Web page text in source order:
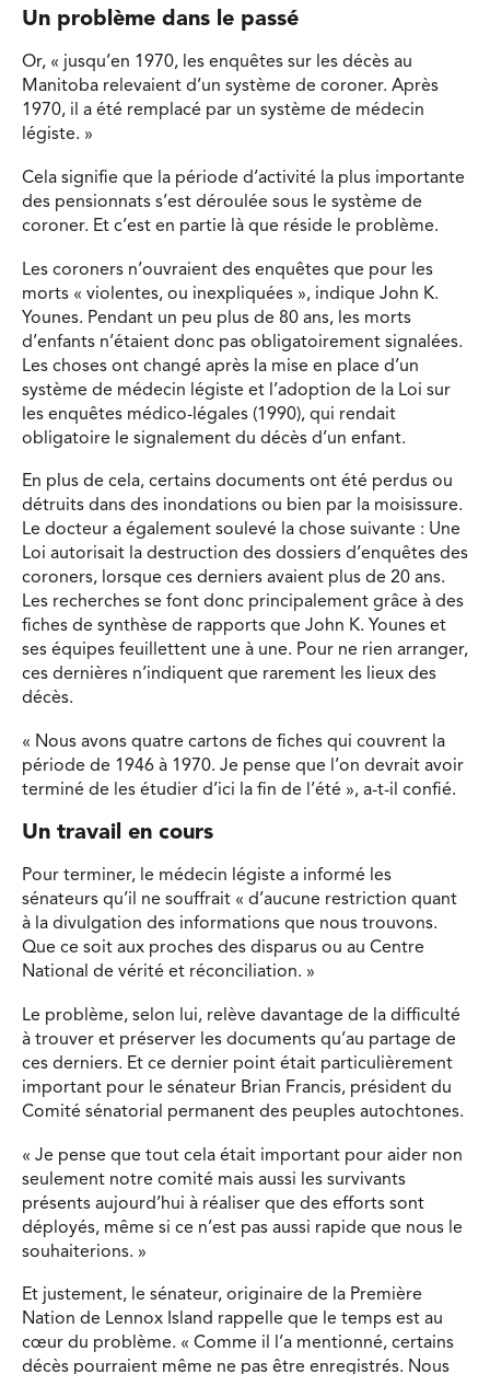
Un problème dans le passé
Or, « jusqu’en 1970, les enquêtes sur les décès au
Manitoba relevaient d’un système de coroner. Après
1970, il a été remplacé par un système de médecin
légiste. »
Cela signifie que la période d’activité la plus importante
des pensionnats s’est déroulée sous le système de
coroner. Et c’est en partie là que réside le problème.
Les coroners n’ouvraient des enquêtes que pour les
morts « violentes, ou inexpliquées », indique John K.
Younes. Pendant un peu plus de 80 ans, les morts
d’enfants n’étaient donc pas obligatoirement signalées.
Les choses ont changé après la mise en place d’un
système de médecin légiste et l’adoption de la Loi sur
les enquêtes médico-légales (1990), qui rendait
obligatoire le signalement du décès d’un enfant.
En plus de cela, certains documents ont été perdus ou
détruits dans des inondations ou bien par la moisissure.
Le docteur a également soulevé la chose suivante : Une
Loi autorisait la destruction des dossiers d’enquêtes des
coroners, lorsque ces derniers avaient plus de 20 ans.
Les recherches se font donc principalement grâce à des
fiches de synthèse de rapports que John K. Younes et
ses équipes feuillettent une à une. Pour ne rien arranger,
ces dernières n’indiquent que rarement les lieux des
décès.
« Nous avons quatre cartons de fiches qui couvrent la
période de 1946 à 1970. Je pense que l’on devrait avoir
terminé de les étudier d’ici la fin de l’été », a-t-il confié.
Un travail en cours
Pour terminer, le médecin légiste a informé les
sénateurs qu’il ne souffrait « d’aucune restriction quant
à la divulgation des informations que nous trouvons.
Que ce soit aux proches des disparus ou au Centre
National de vérité et réconciliation. »
Le problème, selon lui, relève davantage de la difficulté
à trouver et préserver les documents qu’au partage de
ces derniers. Et ce dernier point était particulièrement
important pour le sénateur Brian Francis, président du
Comité sénatorial permanent des peuples autochtones.
« Je pense que tout cela était important pour aider non
seulement notre comité mais aussi les survivants
présents aujourd’hui à réaliser que des efforts sont
déployés, même si ce n’est pas aussi rapide que nous le
souhaiterions. »
Et justement, le sénateur, originaire de la Première
Nation de Lennox Island rappelle que le temps est au
cœur du problème. « Comme il l’a mentionné, certains
décès pourraient même ne pas être enregistrés. Nous